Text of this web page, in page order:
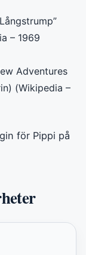
– 1969
Adventures
(Wikipedia –
för Pippi på